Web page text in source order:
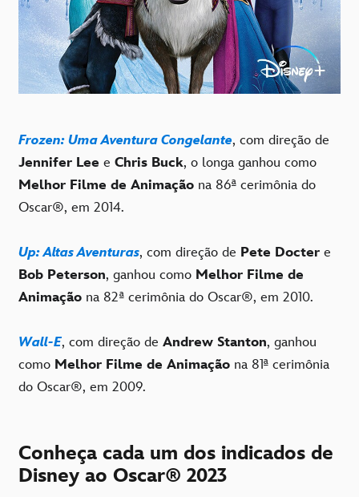
Frozen: Uma Aventura Congelante, com direção de
Jennifer Lee e Chris Buck, o longa ganhou como
Melhor Filme de Animação na 86ª cerimônia do
Oscar®, em 2014.
Up: Altas Aventuras, com direção de Pete Docter e
Bob Peterson, ganhou como Melhor Filme de
Animação na 82ª cerimônia do Oscar®, em 2010.
Wall-E, com direção de Andrew Stanton, ganhou
como Melhor Filme de Animação na 81ª cerimônia
do Oscar®, em 2009.
Conheça cada um dos indicados de
Disney ao Oscar® 2023